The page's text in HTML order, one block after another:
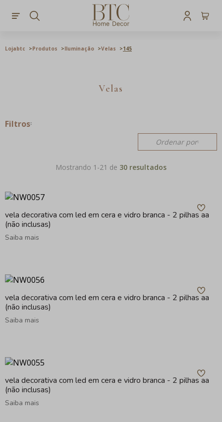
Lojabtc Produtos Iluminação Velas 145
Velas
Mostrando 1-21 de 30 resultados
Filtros
Ordenar por
vela decorativa com led em cera e vidro branca - 2 pilhas aa
(não inclusas)
Saiba mais
vela decorativa com led em cera e vidro branca - 2 pilhas aa
(não inclusas)
Saiba mais
vela decorativa com led em cera e vidro branca - 2 pilhas aa
(não inclusas)
Saiba mais